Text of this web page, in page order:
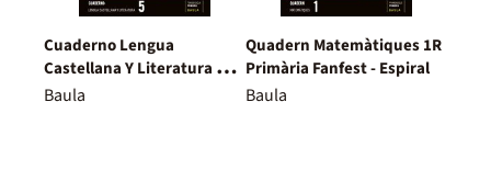
Cuaderno Lengua
Castellana Y Literatura 5º
Primaria Fanfest - Espiral
Baula
Quadern Matemàtiques 1R
Primària Fanfest - Espiral
Baula